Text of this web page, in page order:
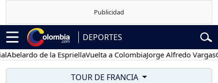
DEPORTES
de la EspriellaVuelta a ColombiaJorge Alfredo Vargas
TOUR DE FRANCIA